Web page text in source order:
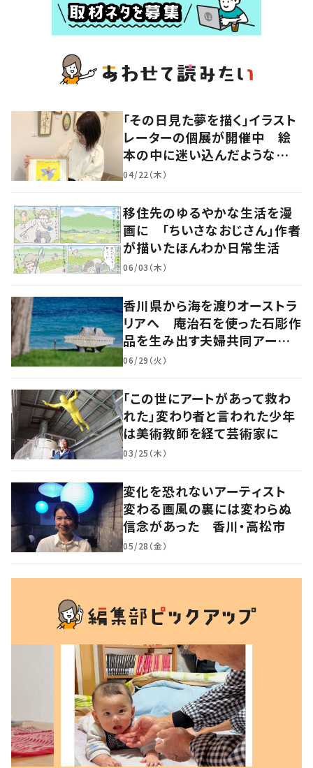
「その日見た夢を描く」イラスト
レーターの個展が開催中 絵
本の中に迷い込んだような想
像の世界へ
04/22（木）
移住先のゆるやかな生活を漫
画に 「ちいさなおじさん」作者
が描いたほんわか日常生活
06/03（木）
香川県から海を渡りオーストラ
リアへ 庵治石を使った石彫作
品を生み出す夫婦共同アーティ
スト「アキホタタ」
06/29（火）
「この世にアートがあって救わ
れた」変わり者と言われた少年
は美術教師を経て芸術家に
03/25（木）
変化を恐れないアーティスト
変わる画風の裏には変わらぬ
信念があった 香川・高松市
05/28（金）